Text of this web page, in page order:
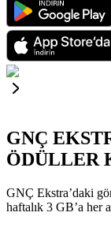
GNÇ
ÖDÜLLER
GNÇ Ekstra’daki
haftalık 3 GB’a her